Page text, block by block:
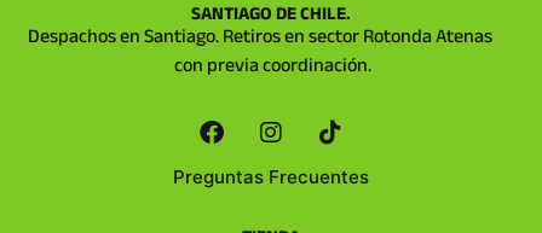
SANTIAGO DE CHILE.
Despachos en Santiago. Retiros en sector Rotonda Atenas
con previa coordinación.
Preguntas Frecuentes